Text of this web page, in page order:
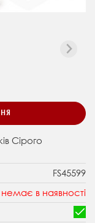
Сірого
FS45599
в наявності